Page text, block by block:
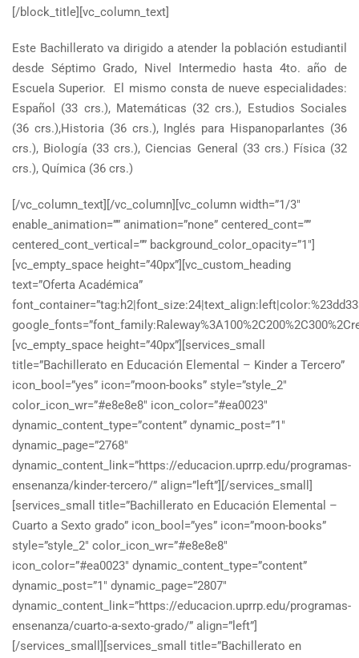
[/block_title][vc_column_text]
Este Bachillerato va dirigido a atender la población estudiantil
desde Séptimo Grado, Nivel Intermedio hasta 4to. año de
Escuela Superior. El mismo consta de nueve especialidades:
Español (33 crs.), Matemáticas (32 crs.), Estudios Sociales
(36 crs.),Historia (36 crs.), Inglés para Hispanoparlantes (36
crs.), Biología (33 crs.), Ciencias General (33 crs.) Física (32
crs.), Química (36 crs.)
[/vc_column_text][/vc_column][vc_column width=”1/3″
enable_animation=”” animation=”none” centered_cont=””
centered_cont_vertical=”” background_color_opacity=”1″]
[vc_empty_space height=”40px”][vc_custom_heading
text=”Oferta Académica”
[vc_empty_space height=”40px”][services_small
title=”Bachillerato en Educación Elemental – Kinder a Tercero”
icon_bool=”yes” icon=”moon-books” style=”style_2″
color_icon_wr=”#e8e8e8″ icon_color=”#ea0023″
dynamic_content_type=”content” dynamic_post=”1″
dynamic_page=”2768″
dynamic_content_link=”https://educacion.uprrp.edu/programas-
ensenanza/kinder-tercero/” align=”left”][/services_small]
[services_small title=”Bachillerato en Educación Elemental –
Cuarto a Sexto grado” icon_bool=”yes” icon=”moon-books”
style=”style_2″ color_icon_wr=”#e8e8e8″
icon_color=”#ea0023″ dynamic_content_type=”content”
dynamic_post=”1″ dynamic_page=”2807″
dynamic_content_link=”https://educacion.uprrp.edu/programas-
ensenanza/cuarto-a-sexto-grado/” align=”left”]
[/services_small][services_small title=”Bachillerato en